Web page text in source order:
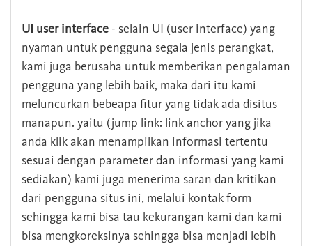
UI user interface - selain UI (user interface) yang
nyaman untuk pengguna segala jenis perangkat,
kami juga berusaha untuk memberikan pengalaman
pengguna yang lebih baik, maka dari itu kami
meluncurkan bebeapa fitur yang tidak ada disitus
manapun. yaitu (jump link: link anchor yang jika
anda klik akan menampilkan informasi tertentu
sesuai dengan parameter dan informasi yang kami
sediakan) kami juga menerima saran dan kritikan
dari pengguna situs ini, melalui kontak form
sehingga kami bisa tau kekurangan kami dan kami
bisa mengkoreksinya sehingga bisa menjadi lebih